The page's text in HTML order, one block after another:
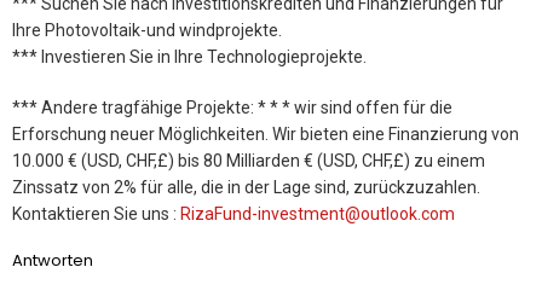
*** Suchen Sie nach investitionskrediten und Finanzierungen für
Ihre Photovoltaik-und windprojekte.
*** Investieren Sie in Ihre Technologieprojekte.
*** Andere tragfähige Projekte: * * * wir sind offen für die
Erforschung neuer Möglichkeiten. Wir bieten eine Finanzierung von
10.000 € (USD, CHF,£) bis 80 Milliarden € (USD, CHF,£) zu einem
Zinssatz von 2% für alle, die in der Lage sind, zurückzuzahlen.
Kontaktieren Sie uns : RizaFund-investment@outlook.com
Antworten